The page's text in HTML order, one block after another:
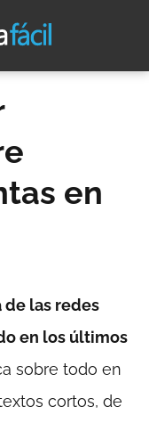
en
de las redes
en los últimos
sobre todo en
cortos, de